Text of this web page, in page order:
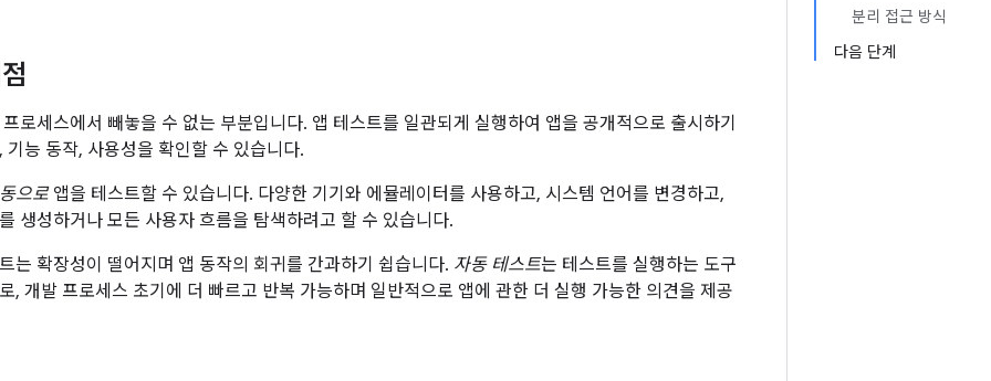
분리 접근 방식
다음 단계
로세스에서 빼놓을 수 없는 부분입니다. 앱 테스트를 일관되게 실행하여 앱을 공개적으로 출시하기
기능 동작, 사용성을 확인할 수 있습니다.
으로앱을 테스트할 수 있습니다. 다양한 기기와 에뮬레이터를 사용하고, 시스템 언어를 변경하고,
생성하거나 모든 사용자 흐름을 탐색하려고 할 수 있습니다.
는 확장성이 떨어지며 앱 동작의 회귀를 간과하기 쉽습니다. 자동 테스트는 테스트를 실행하는 도구
, 개발 프로세스 초기에 더 빠르고 반복 가능하며 일반적으로 앱에 관한 더 실행 가능한 의견을 제공